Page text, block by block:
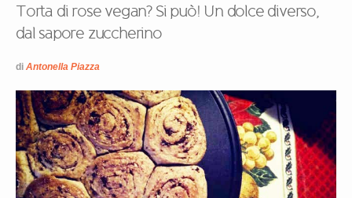
Torta di rose vegan? Si può! Un dolce diverso,
dal sapore zuccherino
di Antonella Piazza